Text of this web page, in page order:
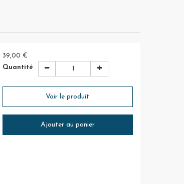
39,00 €
Quantité
Voir le produit
Ajouter au panier